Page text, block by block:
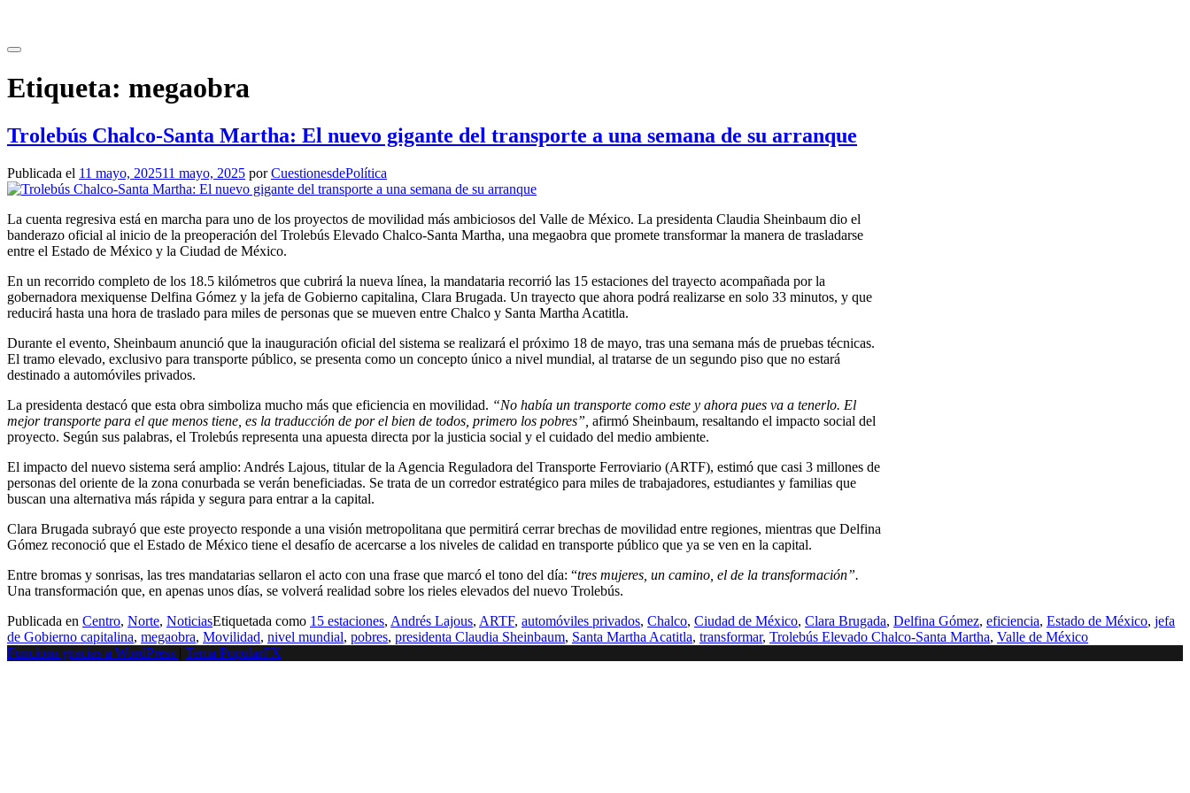
contenido
Etiqueta: megaobra
Trolebús Chalco-Santa Martha: El nuevo gigante del transporte a una semana de su arranque
Publicada el 11 mayo, 202511 mayo, 2025 porCuestionesdePolítica
La cuenta regresiva está en marcha para uno de los proyectos de movilidad más ambiciosos del Valle de México. La presidenta Claudia Sheinbaum dio el
banderazo oficial al inicio de la preoperación del Trolebús Elevado Chalco-Santa Martha, una megaobra que promete transformar la manera de trasladarse
entre el Estado de México y la Ciudad de México.
En un recorrido completo de los 18.5 kilómetros que cubrirá la nueva línea, la mandataria recorrió las 15 estaciones del trayecto acompañada por la
gobernadora mexiquense Delfina Gómez y la jefa de Gobierno capitalina, Clara Brugada. Un trayecto que ahora podrá realizarse en solo 33 minutos, y que
reducirá hasta una hora de traslado para miles de personas que se mueven entre Chalco y Santa Martha Acatitla.
Durante el evento, Sheinbaum anunció que la inauguración oficial del sistema se realizará el próximo 18 de mayo, tras una semana más de pruebas técnicas.
El tramo elevado, exclusivo para transporte público, se presenta como un concepto único a nivel mundial, al tratarse de un segundo piso que no estará
destinado a automóviles privados.
La presidenta destacó que esta obra simboliza mucho más que eficiencia en movilidad. “No había un transporte como este y ahora pues va a tenerlo. El
mejor transporte para el que menos tiene, es la traducción de por el bien de todos, primero los pobres”, afirmó Sheinbaum, resaltando el impacto social del
proyecto. Según sus palabras, el Trolebús representa una apuesta directa por la justicia social y el cuidado del medio ambiente.
El impacto del nuevo sistema será amplio: Andrés Lajous, titular de la Agencia Reguladora del Transporte Ferroviario (ARTF), estimó que casi 3 millones de
personas del oriente de la zona conurbada se verán beneficiadas. Se trata de un corredor estratégico para miles de trabajadores, estudiantes y familias que
buscan una alternativa más rápida y segura para entrar a la capital.
Clara Brugada subrayó que este proyecto responde a una visión metropolitana que permitirá cerrar brechas de movilidad entre regiones, mientras que Delfina
Gómez reconoció que el Estado de México tiene el desafío de acercarse a los niveles de calidad en transporte público que ya se ven en la capital.
Entre bromas y sonrisas, las tres mandatarias sellaron el acto con una frase que marcó el tono del día: “tres mujeres, un camino, el de la transformación”.
Una transformación que, en apenas unos días, se volverá realidad sobre los rieles elevados del nuevo Trolebús.
Publicada en Centro, Norte, NoticiasEtiquetada como 15 estaciones, Andrés Lajous, ARTF, automóviles privados, Chalco, Ciudad de México, Clara Brugada, Delfina Gómez, eficiencia, Estado de México, jefa
de Gobierno capitalina, megaobra, Movilidad, nivel mundial, pobres, presidenta Claudia Sheinbaum, Santa Martha Acatitla, transformar, Trolebús Elevado Chalco-Santa Martha, Valle de México
Funciona gracias a WordPress
Tema PopularFX